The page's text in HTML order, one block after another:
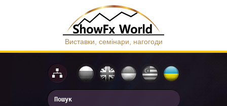
Виставки, семінари, нагогоди